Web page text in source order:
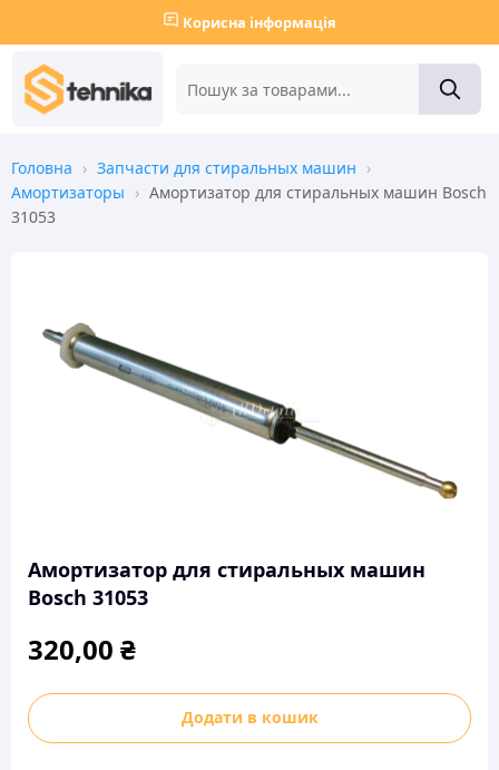
Корисна інформація
Головна › Запчасти для стиральных машин ›
Амортизаторы › Амортизатор для стиральных машин Bosch
31053
Амортизатор для стиральных машин
Bosch 31053
320,00 ₴
Амортизатор
для
Додати в кошик